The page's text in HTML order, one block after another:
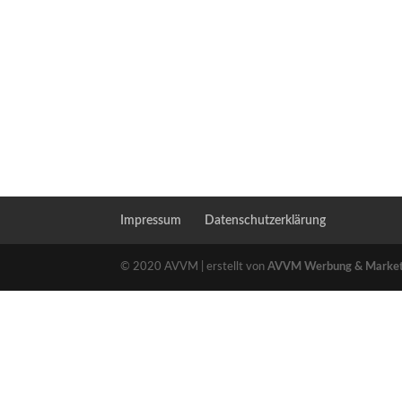
Impressum Datenschutzerklärung
© 2020 AVVM | erstellt vonAVVM Werbung &